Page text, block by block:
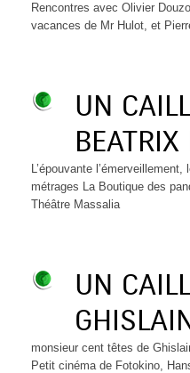
Rencontres avec Olivier
vacances de Mr Hulot, et
UN
BEATRIX
L’épouvante
métrages La Boutique des
Théâtre Massalia
UN
monsieur cent têtes de
Petit cinéma de Fotokino,